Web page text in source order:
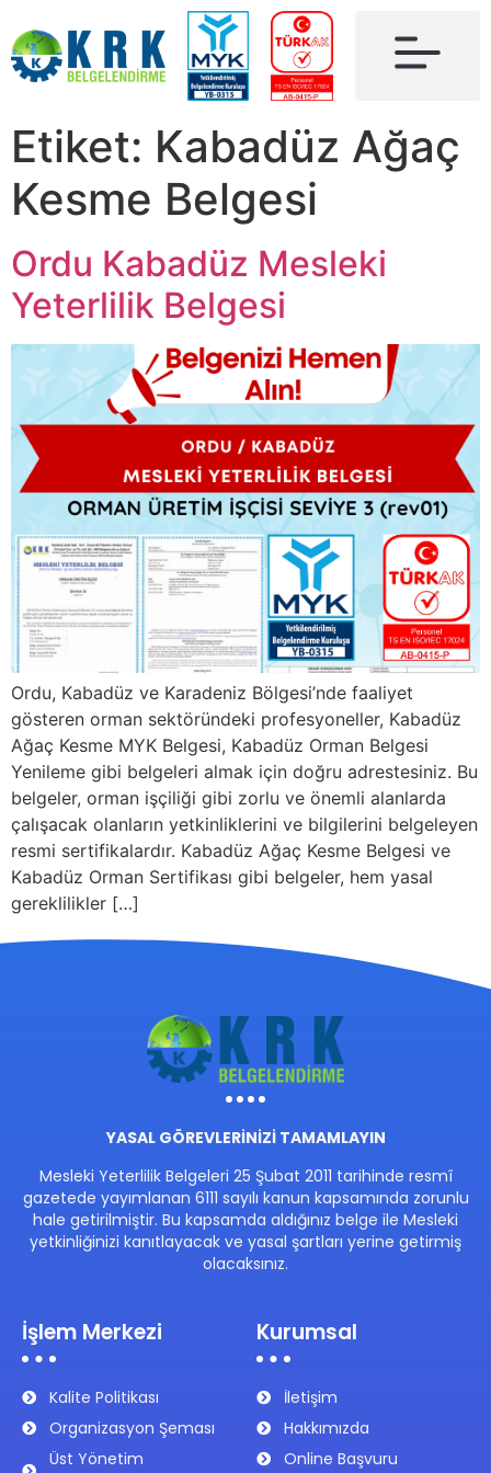
Etiket: Kabadüz Ağaç
Kesme Belgesi
Ordu Kabadüz Mesleki
Yeterlilik Belgesi
Ordu, Kabadüz ve Karadeniz Bölgesi’nde faaliyet
gösteren orman sektöründeki profesyoneller, Kabadüz
Ağaç Kesme MYK Belgesi, Kabadüz Orman Belgesi
Yenileme gibi belgeleri almak için doğru adrestesiniz. Bu
belgeler, orman işçiliği gibi zorlu ve önemli alanlarda
çalışacak olanların yetkinliklerini ve bilgilerini belgeleyen
resmi sertifikalardır. Kabadüz Ağaç Kesme Belgesi ve
Kabadüz Orman Sertifikası gibi belgeler, hem yasal
gereklilikler […]
YASAL GÖREVLERİNİZİ TAMAMLAYIN
Mesleki Yeterlilik Belgeleri 25 Şubat 2011 tarihinde resmî
gazetede yayımlanan 6111 sayılı kanun kapsamında zorunlu
hale getirilmiştir. Bu kapsamda aldığınız belge ile Mesleki
yetkinliğinizi kanıtlayacak ve yasal şartları yerine getirmiş
olacaksınız.
İşlem Merkezi
Kalite Politikası
Organizasyon Şeması
Üst Yönetim
Kurumsal
İletişim
Hakkımızda
Online Başvuru